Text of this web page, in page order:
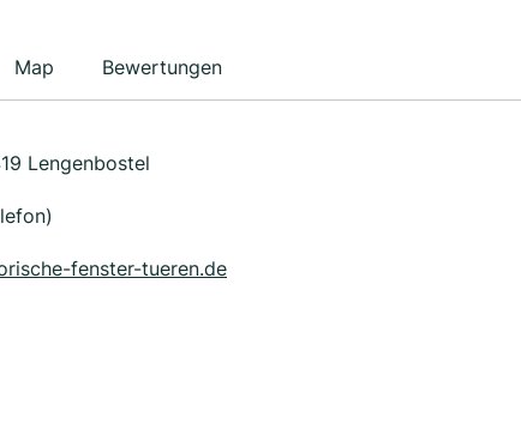
Map Bewertungen
Lengenbostel
fenster-tueren.de